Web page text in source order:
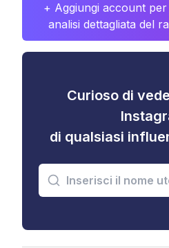
+ Aggiungi account
analisi dettagliata del
Curioso di
di qualsiasi